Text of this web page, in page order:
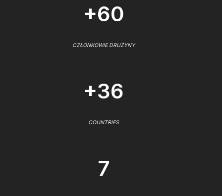
+60
CZŁONKOWIE DRUŻYNY
+36
COUNTRIES
7